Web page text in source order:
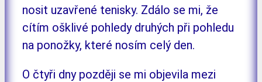
nosit uzavřené tenisky. Zdálo se mi, že
cítím ošklivé pohledy druhých při pohledu
na ponožky, které nosím celý den.
O čtyři dny později se mi objevila mezi